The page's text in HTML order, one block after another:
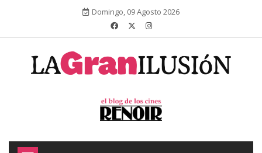
Domingo, 09 Agosto 2026